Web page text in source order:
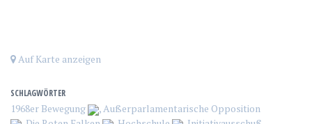
Auf Karte anzeigen
SCHLAGWÖRTER
1968er Bewegung ,Außerparlamentarische Opposition